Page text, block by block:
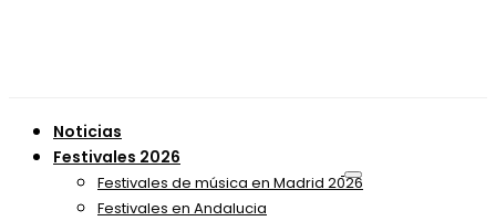
Noticias
Festivales 2026
Festivales de música en Madrid 2026
Festivales en Andalucia